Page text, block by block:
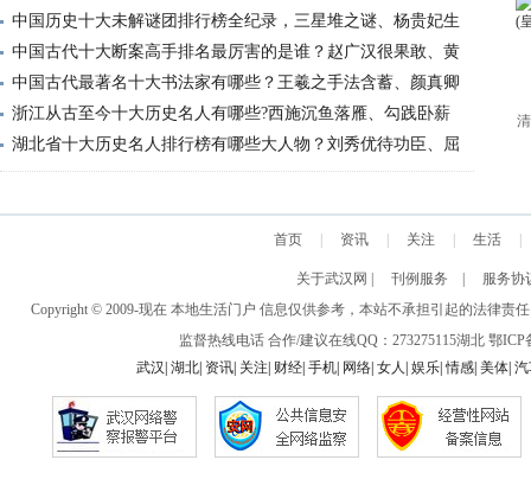
中国历史十大未解谜团排行榜全纪录，三星堆之谜、杨贵妃生
中国古代十大断案高手排名最厉害的是谁？赵广汉很果敢、黄
中国古代最著名十大书法家有哪些？王羲之手法含蓄、颜真卿
浙江从古至今十大历史名人有哪些?西施沉鱼落雁、勾践卧薪
湖北省十大历史名人排行榜有哪些大人物？刘秀优待功臣、屈
首页 资讯 关注 生活
关于武汉网 刊例服务
服务协
Copyright © 2009-现在 本地生活门户 信息仅供参考，本站不承担引起的法律
监督热线电话 合作/建议在线QQ：273275115湖北 鄂ICP
武汉 湖北| 资讯| 关注 财经| 手机| 网络| 女人 娱乐|情感| 美体| 汽